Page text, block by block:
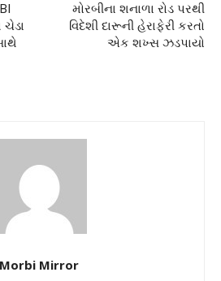
ચેડા
મોરબીના શનાળા રોડ પરથી
વિદેશી દારૂની હેરાફેરી કરતો
એક શખ્સ ઝડપાયો
Morbi Mirror